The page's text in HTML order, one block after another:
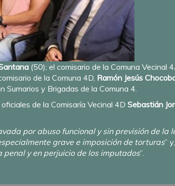
(50); el comisario de la Comuna Vecinal
de la Comuna 4D, Ramón Jesús
Sumarios y Brigadas de la Comuna 4.
de la Comisaría Vecinal 4DSebastián
por abuso funcional y sin previsión de la
grave e imposición de torturas”
y en perjuicio de los imputados”.